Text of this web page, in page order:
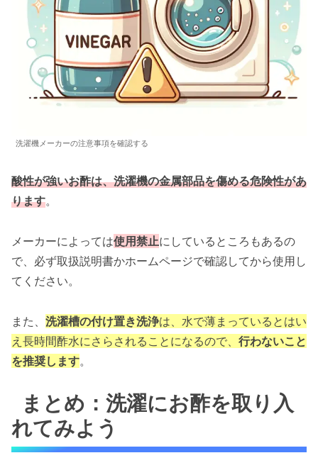
洗濯機メーカーの注意事項を確認する
酸性が強いお酢は、洗濯機の金属部品を傷める危険性があ
ります。
メーカーによっては使用禁止にしているところもあるの
で、必ず取扱説明書かホームページで確認してから使用し
てください。
また、 洗濯槽の付け置き洗浄は、水で薄まっているとはい
え長時間酢水にさらされることになるので、 行わないこと
を推奨します。
まとめ：洗濯にお酢を取り入
れてみよう